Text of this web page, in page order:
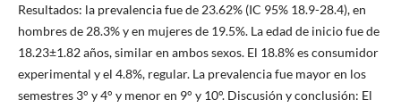
Resultados: la prevalencia fue de 23.62% (IC 95% 18.9-28.4), en
hombres de 28.3% y en mujeres de 19.5%. La edad de inicio fue de
18.23±1.82 años, similar en ambos sexos. El 18.8% es consumidor
experimental y el 4.8%, regular. La prevalencia fue mayor en los
semestres 3° y 4° y menor en 9° y 10°. Discusión y conclusión: El